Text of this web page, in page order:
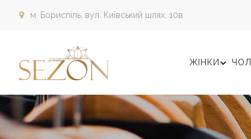
м. Бориспіль, вул. Київський шлях, 10в
ЖІНКИ